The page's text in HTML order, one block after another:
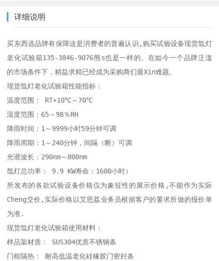
详细说明
买东西选品牌有保障这是消费者的普遍认识,购买试验设备现货氙灯
老化试验箱135-3846-9076熊s也是一样的。在如今一个品牌泛滥
的市场条件下，精益求精已经成为采购商们最Xin难题。
现货氙灯老化试验箱性能指标：
温度范围： RT+10℃～70℃
湿度范围：65～98％RH
降雨时间：1～9999小时59分钟可调
降雨周期：1～240分钟，间隔（断）可调
光谱波长：290nm～800nm
氙灯总功率： 9.9 KW寿命：1600小时）
所发布的各款试验设备价格仅为象征性的展示价格,不能作为实际
Cheng交价,实际价格以艾思荔业务员根据客户的要求所做的报价单
为准.
现货氙灯老化试验箱使用材料：
样品架材质： SUS304优质不锈钢条
门框隔热： 耐高低温老化硅橡胶门密封条